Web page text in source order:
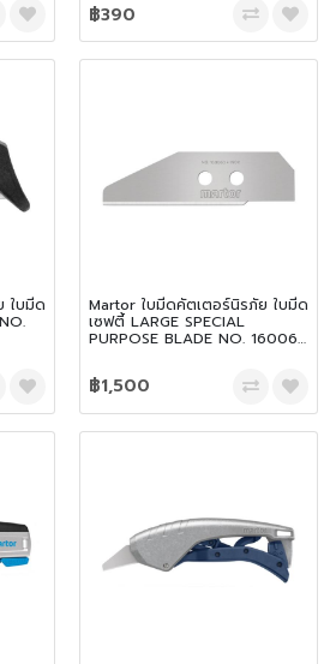
฿390
ใบมีด Martor ใบมีดคัตเตอร์นิรภัย ใบมีด
เซฟตี้ LARGE SPECIAL
PURPOSE BLADE NO. 160060
฿1,500